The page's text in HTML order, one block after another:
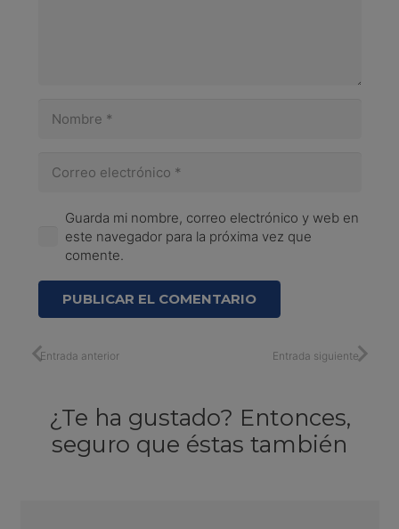
Guarda mi nombre, correo electrónico y web en
este navegador para la próxima vez que
comente.
PUBLICAR EL COMENTARIO
Entrada anterior Entrada siguiente
¿Te ha gustado? Entonces,
seguro que éstas también